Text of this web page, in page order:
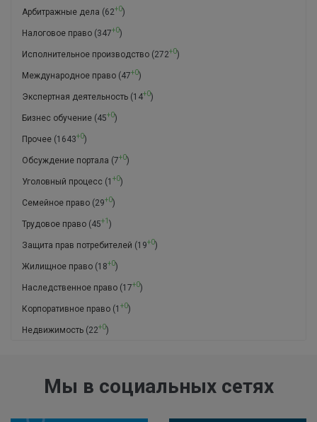
Арбитражные дела (62+0)
Налоговое право (347+0)
Исполнительное производство (272+0)
Международное право (47+0)
Экспертная деятельность (14+0)
Бизнес обучение (45+0)
Прочее (1643+0)
Обсуждение портала (7+0)
Уголовный процесс (1 +0)
Семейное право (29+0)
Трудовое право (45+1 )
Защита прав потребителей (19+0)
Жилищное право (18+0)
Наследственное право (17+0)
Корпоративное право (1 +0)
Недвижимость (22+0)
Мы в социальных сетях